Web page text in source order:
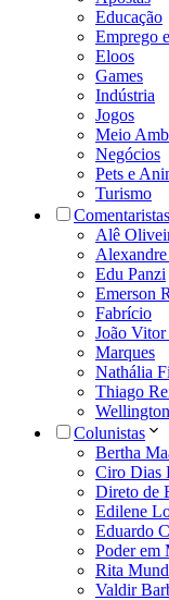
Educação
Emprego
Eloos
Games
Indústria
Jogos
Meio
Negócios
Pets e
Turismo
Comentaristas
Alê
Edu Panzi
Emerson
Fabrício
João
Marques
Nathália
Thiago
Colunistas
Bertha
Ciro Dias
Direto de
Edilene
Eduardo
Poder em
Rita
Valdir